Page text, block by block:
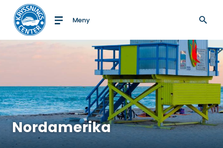
Till startsidan
Meny
Nordamerika